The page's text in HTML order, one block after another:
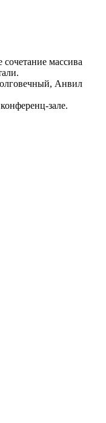
массива
Анвил
зале.